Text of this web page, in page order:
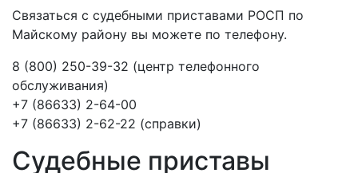
Связаться с судебными приставами РОСП по
Майскому району вы можете по телефону.
8 (800) 250-39-32 (центр телефонного
обслуживания)
+7 (86633) 2-64-00
+7 (86633) 2-62-22 (справки)
Судебные приставы